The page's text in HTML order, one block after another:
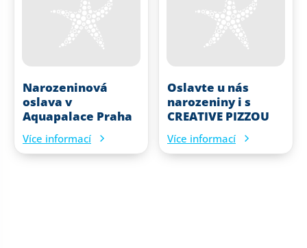
Narozeninová
oslava v
Aquapalace Praha
Více informací
Oslavte u nás
narozeniny i s
CREATIVE PIZZOU
Více informací